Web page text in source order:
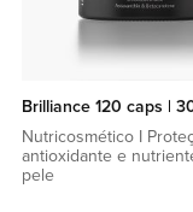
Brilliance 120 caps |
Nutricosmético I
antioxidante e
pele